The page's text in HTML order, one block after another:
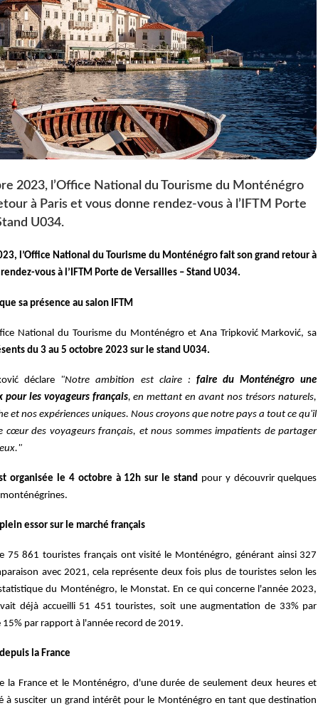
2023, l’Office National du Tourisme du Monténégro
à Paris et vous donne rendez-vous à l’IFTM Porte
U034.
l’Office National du Tourisme du Monténégro fait son grand retour à
vous à l’IFTM Porte de Versailles – Stand U034.
sa présence au salon IFTM
National du Tourisme du Monténégro et Ana Tripković Marković, sa
du 3 au 5 octobre 2023 sur le stand U034.
déclare "Notre ambition est claire : faire du Monténégro une
pour les voyageurs français, en mettant en avant nos trésors naturels,
et nos expériences uniques. Nous croyons que notre pays a tout ce qu'il
cœur des voyageurs français, et nous sommes impatients de partager
organisée le 4 octobre à 12h sur le standpour y découvrir quelques
essor sur le marché français
75 861 touristes français ont visité le Monténégro, générant ainsi 327
avec 2021, cela représente deux fois plus de touristes selon les
du Monténégro, le Monstat. En ce qui concerne l'année 2023,
déjà accueilli 51 451 touristes, soit une augmentation de 33% par
par rapport à l'année record de 2019.
la France
la France et le Monténégro, d'une durée de seulement deux heures et
à susciter un grand intérêt pour le Monténégro en tant que destination